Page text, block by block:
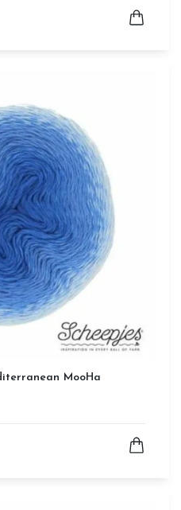
MooHa